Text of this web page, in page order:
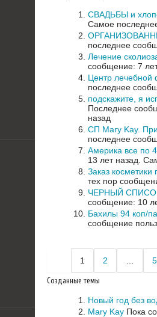
СВАДЬБЫ и
Самое
последнее
Лечение
сообщение: 7
Центр лечебной
последнее
подскажите, я
Последнее
назад
СП Mary Kay.
последнее
Америка все по
13 лет назад.
Заказ косметики
тех пор
ЧЕРНЫЙ
сообщение: 10
Бахилы 94 коп/
сообщение
1 2 5
Созданные темы
Новый год без
Mary Kay Пока